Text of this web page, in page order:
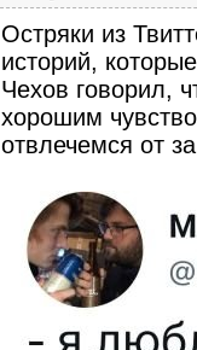
Остряки из
историй,
Чехов говорил,
хорошим
отвлечемся от